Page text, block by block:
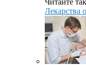
Лекарства